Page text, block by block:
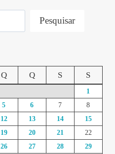
Pesquisar
Q Q S S
1
5 6 7
8
12 13 14
15
19 20 21
22
26 27 28
29